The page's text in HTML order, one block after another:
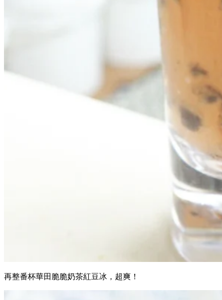
再整番杯華田脆脆奶茶紅豆冰，超爽！